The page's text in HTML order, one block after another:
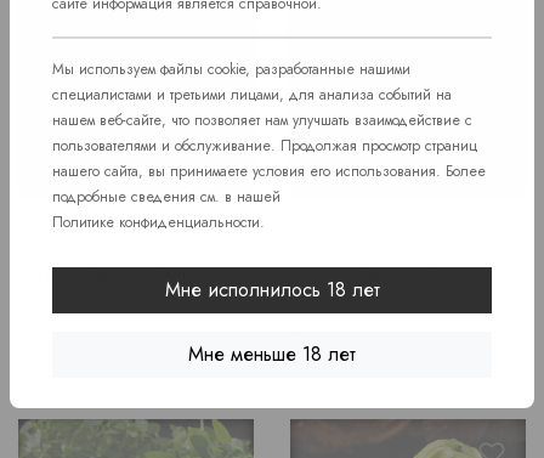
CB24 20гр.Табак для
CARIBBEAN BLEND
CARIBBEAN BLEND
ДЫНЯ.
Price
1 100 руб.
Мы используем файлы cookie, разработанные нашими
специалистами и третьими лицами, для анализа событий на
нашем веб-сайте, что позволяет нам улучшать взаимодействие с
пользователями и обслуживание. Продолжая просмотр страниц
нашего сайта, вы принимаете условия его использования. Более
подробные сведения см. в нашей
Политике конфиденциальности.
Мне исполнилось 18 лет
Мне меньше 18 лет